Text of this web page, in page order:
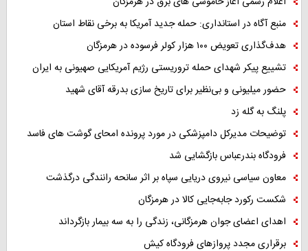
منبع آگاه در استانداری: حمله جدید آمریکا به برخی نقاط استان
هدف‌گذاری تعویض ۱۰۰ هزار کولر فرسوده در هرمزگان
تشییع پیکر شهدای حمله تروریستی رژیم آمریکایی صهیونی به ایران
حضور میلیونی و بی‌نظیر برای تاریخ سازی بدرقه آقای شهید
پلنگ به گله زد
توضیحات مدیرکل دامپزشکی در مورد پرونده امحای گوشت های فاسد
فرودگاه بندرعباس بازگشایی شد
معاون سیاسی نیروی دریایی سپاه بر اثر سانحه رانندگی درگذشت
شکست رکورد جابه‌جایی کالا در هرمزگان
اهدای اعضای جوان هرمزگانی، زندگی را به سه بیمار بازگرداند
برقراری مجدد پروازهای فرودگاه کیش